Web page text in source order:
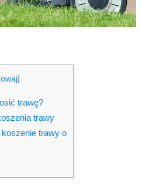
]
trawę?
trawy
trawy o